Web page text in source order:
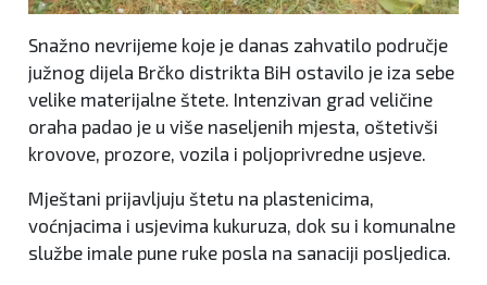
Snažno nevrijeme koje je danas zahvatilo područje
južnog dijela Brčko distrikta BiH ostavilo je iza sebe
velike materijalne štete. Intenzivan grad veličine
oraha padao je u više naseljenih mjesta, oštetivši
krovove, prozore, vozila i poljoprivredne usjeve.
Mještani prijavljuju štetu na plastenicima,
voćnjacima i usjevima kukuruza, dok su i komunalne
službe imale pune ruke posla na sanaciji posljedica.